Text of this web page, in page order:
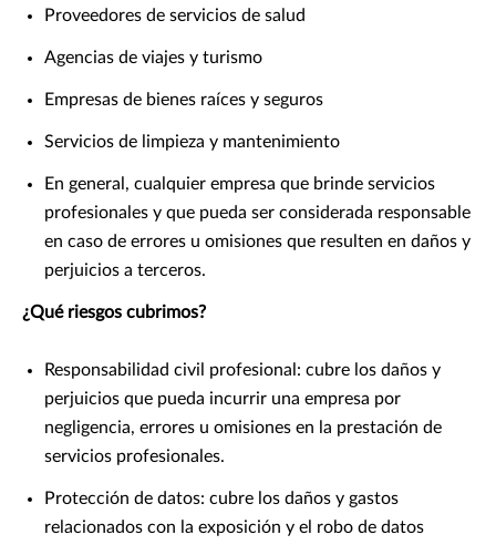
Proveedores de servicios de salud
Agencias de viajes y turismo
Empresas de bienes raíces y seguros
Servicios de limpieza y mantenimiento
En general, cualquier empresa que brinde servicios
profesionales y que pueda ser considerada responsable
en caso de errores u omisiones que resulten en daños y
perjuicios a terceros.
¿Qué riesgos cubrimos?
Responsabilidad civil profesional: cubre los daños y
perjuicios que pueda incurrir una empresa por
negligencia, errores u omisiones en la prestación de
servicios profesionales.
Protección de datos: cubre los daños y gastos
relacionados con la exposición y el robo de datos